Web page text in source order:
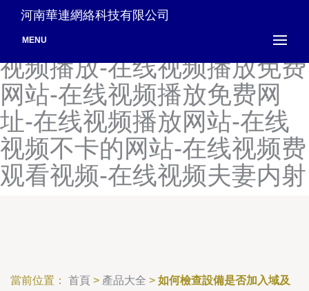
在线视看高清视频手机-在线
视频-在线视频97人人-在线
视频播放-在线视频播放免费
网站-在线视频播放免费网
址-在线视频播放网站-在线
视频不卡的网站-在线视频费
观看视频-在线视频夫妻内射
河南華連網絡科技有限公司
MENU
當前位置： 首頁 > 產品大全 > 如何檢查設備是否加入域及